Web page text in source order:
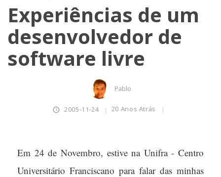
Experiências de um
desenvolvedor de
software livre
Pablo
2005-11-24 20 Anos Atrás
Em 24 de Novembro, estive na Unifra - Centro
Universitário Franciscano para falar das minhas